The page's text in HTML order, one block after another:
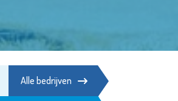
Alle bedrijven